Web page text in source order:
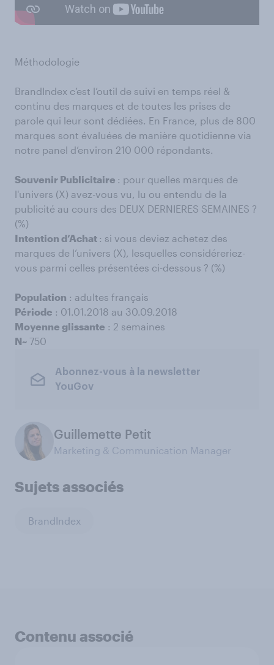
Méthodologie
BrandIndex c’est l’outil de suivi en temps réel &
continu des marques et de toutes les prises de
parole qui leur sont dédiées. En France, plus de 800
marques sont évaluées de manière quotidienne via
notre panel d’environ 210 000 répondants.
Souvenir Publicitaire : pour quelles marques de
l'univers (X) avez-vous vu, lu ou entendu de la
publicité au cours des DEUX DERNIERES SEMAINES ?
(%)
Intention d’Achat : si vous deviez achetez des
marques de l’univers (X), lesquelles considéreriez-
vous parmi celles présentées ci-dessous ? (%)
Population : adultes français
Période : 01.01.2018 au 30.09.2018
Moyenne glissante : 2 semaines
N~ 750
Abonnez-vous à la newsletter
YouGov
Guillemette Petit
Marketing & Communication Manager
Sujets associés
BrandIndex
Contenu associé